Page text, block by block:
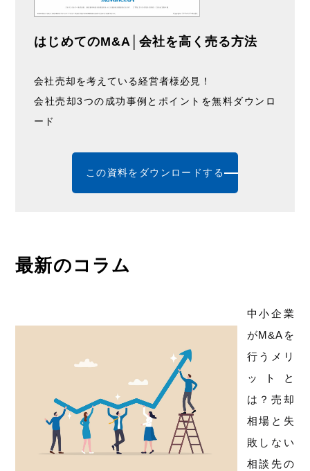
はじめてのM&A│会社を高く売る方法
会社売却を考えている経営者様必見！
会社売却3つの成功事例とポイントを無料ダウンロ
ード
この資料をダウンロードする
最新のコラム
中小企業
がM&Aを
行うメリ
ットと
は？売却
相場と失
敗しない
相談先の